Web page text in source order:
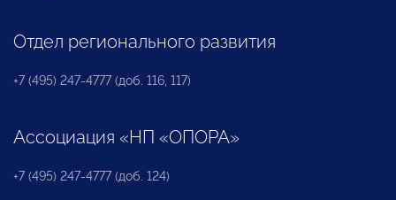
Отдел регионального развития
+7 (495) 247-4777 (доб. 116, 117)
Ассоциация «НП «ОПОРА»
+7 (495) 247-4777 (доб. 124)